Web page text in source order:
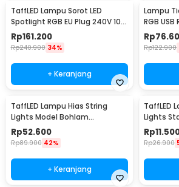
TaffLED Lampu Sorot LED
Spotlight RGB EU Plug 240V 10W
- L18RG
Rp161.200
Rp240.900 34%
+ Keranjang
Lampu
RGB
1500mAh
Rp
Rp122.900
TaffLED Lampu Hias String
Lights Model Bohlam
Waterproof 20 LED 5M - PD039
Rp52.600
Rp89.900 42%
+ Keranjang
TaffLED
Lights
Power 20
Rp
Rp26.900